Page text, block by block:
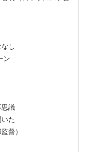
し
ン
思議
た
督）